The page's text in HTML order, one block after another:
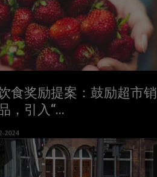
食奖励提案：鼓励超市销
，引入“...
2024